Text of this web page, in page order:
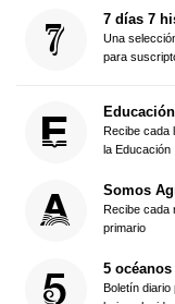
7 días 7
Una
para
Educación
Recibe cada
la Educación
Somos
Recibe cada
primario
5 océanos
Boletín diario